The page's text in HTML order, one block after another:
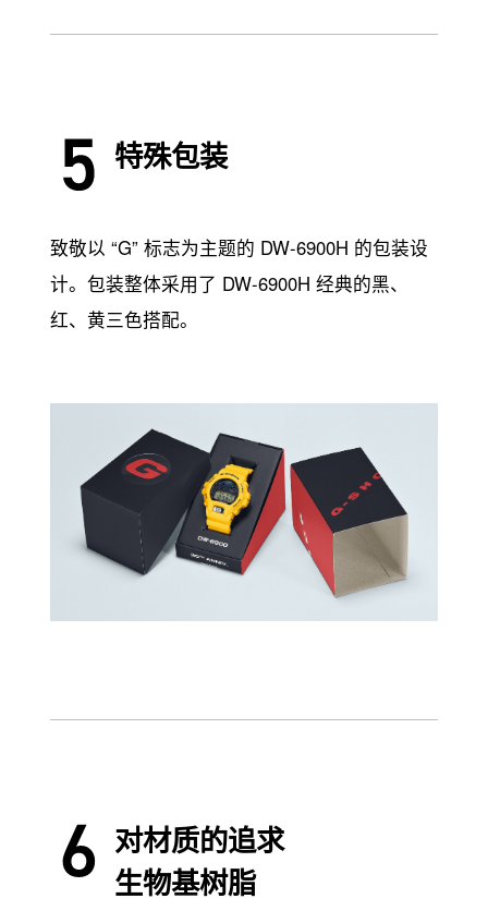
特殊包装
致敬以 “G” 标志为主题的 DW-6900H 的包装设
计。包装整体采用了 DW-6900H 经典的黑、
红、黄三色搭配。
对材质的追求
生物基树脂